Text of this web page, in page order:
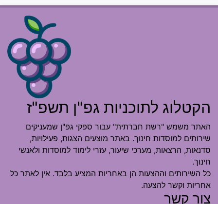
הקטלוג לתוכניות גפ"ן תשפ"ז
האתר משמש "רשת חברתית" עבור ספקי גפ"ן שמעניקים
שירותים למוסדות חינוך. באתר מוצעים הצגות, פעילויות,
סדנאות, הרצאות, מערכי שיעור, עזרי לימוד למוסדות ולאנשי
חינוך.
כל השירותים וההצעות הן באחריות המציע בלבד. אין לאתר כל
אחריות וקשר להצעה.
צור קשר